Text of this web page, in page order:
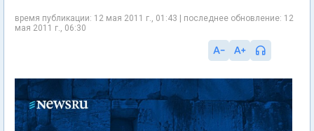
время публикации: 12 мая 2011 г., 01:43 | последнее обновление: 12
мая 2011 г., 06:30